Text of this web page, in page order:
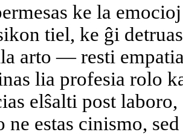
ke la
tiel, ke ĝi
arto — resti
lia profesia rolo
elŝalti post
ne estas cinismo,